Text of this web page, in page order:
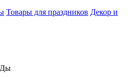
Товары для праздников Декор и